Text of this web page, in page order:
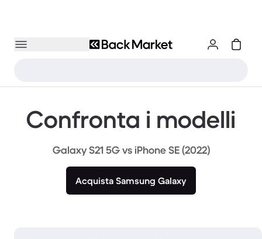
Confronta i modelli
Galaxy S21 5G vs iPhone SE (2022)
Acquista Samsung Galaxy